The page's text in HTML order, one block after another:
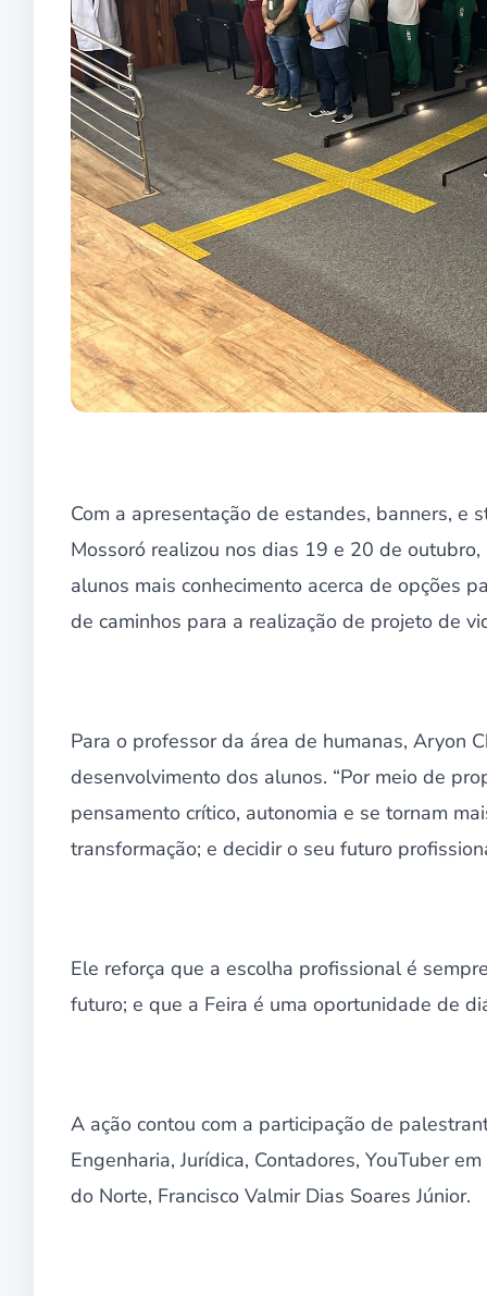
Com a apresentação de estandes, banners, e
Mossoró realizou nos dias 19 e 20 de
alunos mais conhecimento acerca de opções
de caminhos para a realização de projeto de
Para o professor da área de humanas, Aryon
desenvolvimento dos alunos. “Por meio de
pensamento crítico, autonomia e se tornam
transformação; e decidir o seu futuro
Ele reforça que a escolha profissional é
futuro; e que a Feira é uma oportunidade de
A ação contou com a participação de
Engenharia, Jurídica, Contadores, YouTuber
do Norte, Francisco Valmir Dias Soares Júnior.